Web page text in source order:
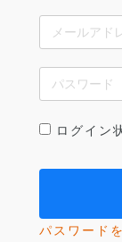
ログイン
パスワード